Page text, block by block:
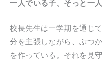
一人でいる子、そっと一
校長先生は一学期を通じ
分を主張しながら、ぶつ
を作っている。それを見